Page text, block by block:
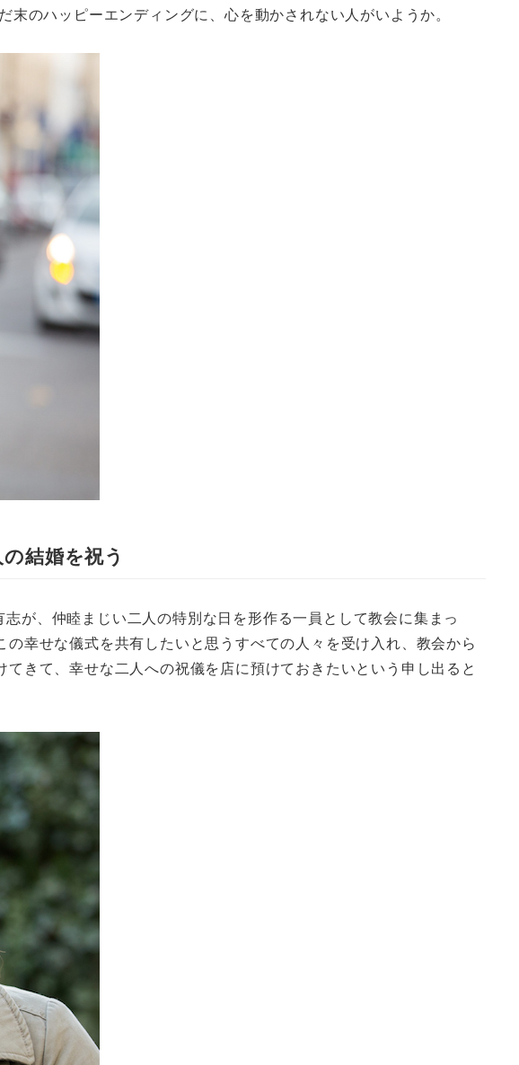
のハッピーエンディングに、心を動かされない人がいようか。
結婚を祝う
が、仲睦まじい二人の特別な日を形作る一員として教会に集まっ
幸せな儀式を共有したいと思うすべての人々を受け入れ、教会から
きて、幸せな二人への祝儀を店に預けておきたいという申し出ると